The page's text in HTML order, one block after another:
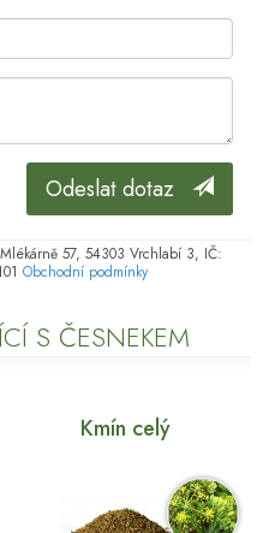
Odeslat dotaz
57, 54303 Vrchlabí 3, IČ:
Obchodní podmínky
S ČESNEKEM
Kmín celý